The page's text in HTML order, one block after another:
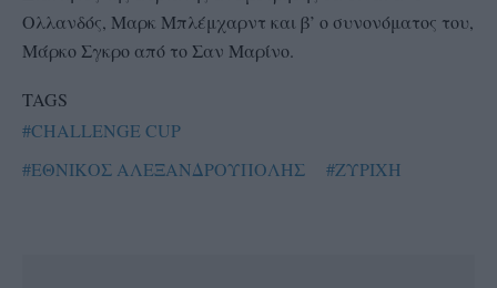
Ολλανδός, Μαρκ Μπλέμχαρντ και β’ ο συνονόματος του,
Μάρκο Σγκρο από το Σαν Μαρίνο.
TAGS
#CHALLENGE CUP
#ΕΘΝΙΚΟΣ ΑΛΕΞΑΝΔΡΟΥΠΟΛΗΣ
#ΖΥΡΙΧΗ